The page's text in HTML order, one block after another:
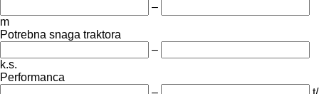
–
m
Potrebna snaga traktora
–
k.s.
Performanca